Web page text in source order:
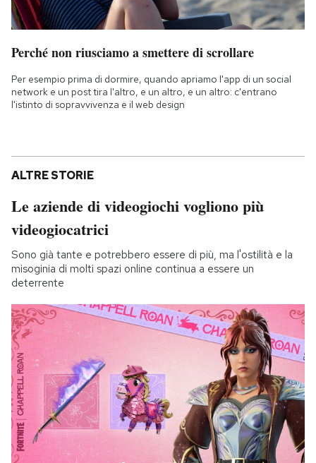
Perché non riusciamo a smettere di scrollare
Per esempio prima di dormire, quando apriamo l'app di un social
network e un post tira l'altro, e un altro, e un altro: c'entrano
l'istinto di sopravvivenza e il web design
ALTRE STORIE
Le aziende di videogiochi vogliono più
videogiocatrici
Sono già tante e potrebbero essere di più, ma l'ostilità e la
misoginia di molti spazi online continua a essere un
deterrente